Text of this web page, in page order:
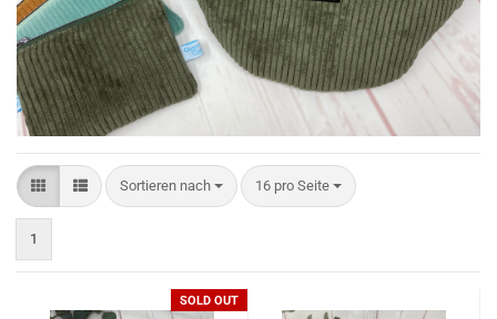
Sortieren nach
Sortieren nach 16 pro Seite
pro Seite
1
SOLD OUT